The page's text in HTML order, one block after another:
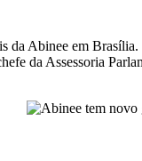
Abinee em
da Assessoria